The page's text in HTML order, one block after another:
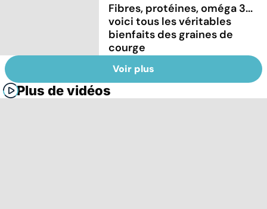
Fibres, protéines, oméga 3...
voici tous les véritables
bienfaits des graines de
courge
Voir plus
Plus de vidéos